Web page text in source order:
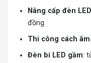
Nâng cấp đèn
đồng
Thi công cách
Đèn bi LED gầm: